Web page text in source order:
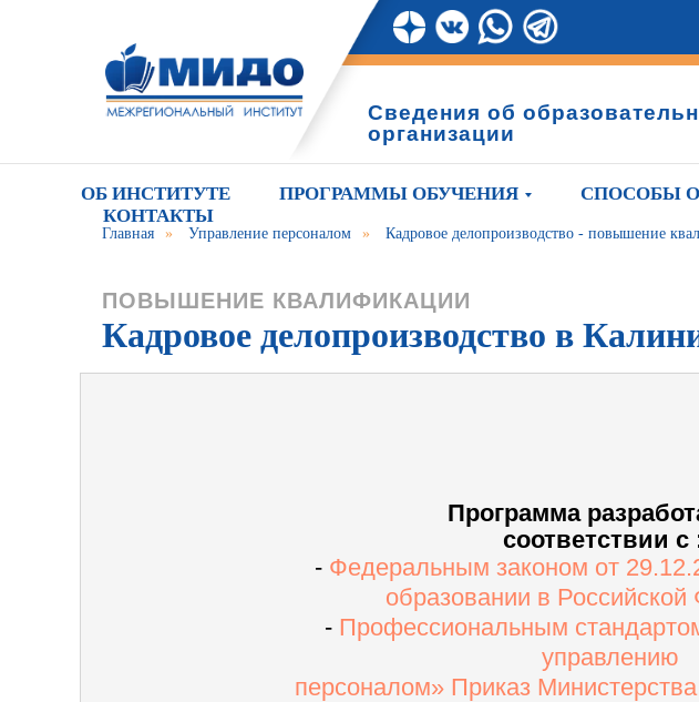
Сведения об
организации
ОБ ИНСТИТУТЕ ПРОГРАММЫ ОБУЧЕНИЯ СПОСОБЫ
КОНТАКТЫ
Главная » Управление персоналом » Кадровое делопроизводство - повышение
ПОВЫШЕНИЕ КВАЛИФИКАЦИИ
Кадровое делопроизводство в
- Федеральным законом от
образовании в
- Профессиональным
управлению
персоналом» Приказ
Программа
соответствии с